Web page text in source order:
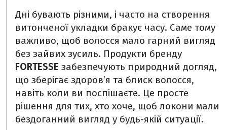
Дні бувають різними, і часто на створення
витонченої укладки бракує часу. Саме тому
важливо, щоб волосся мало гарний вигляд
без зайвих зусиль. Продукти бренду
FORTESSE забезпечують природний догляд,
що зберігає здоров’я та блиск волосся,
навіть коли ви поспішаєте. Це просте
рішення для тих, хто хоче, щоб локони мали
бездоганний вигляд у будь-якій ситуації.